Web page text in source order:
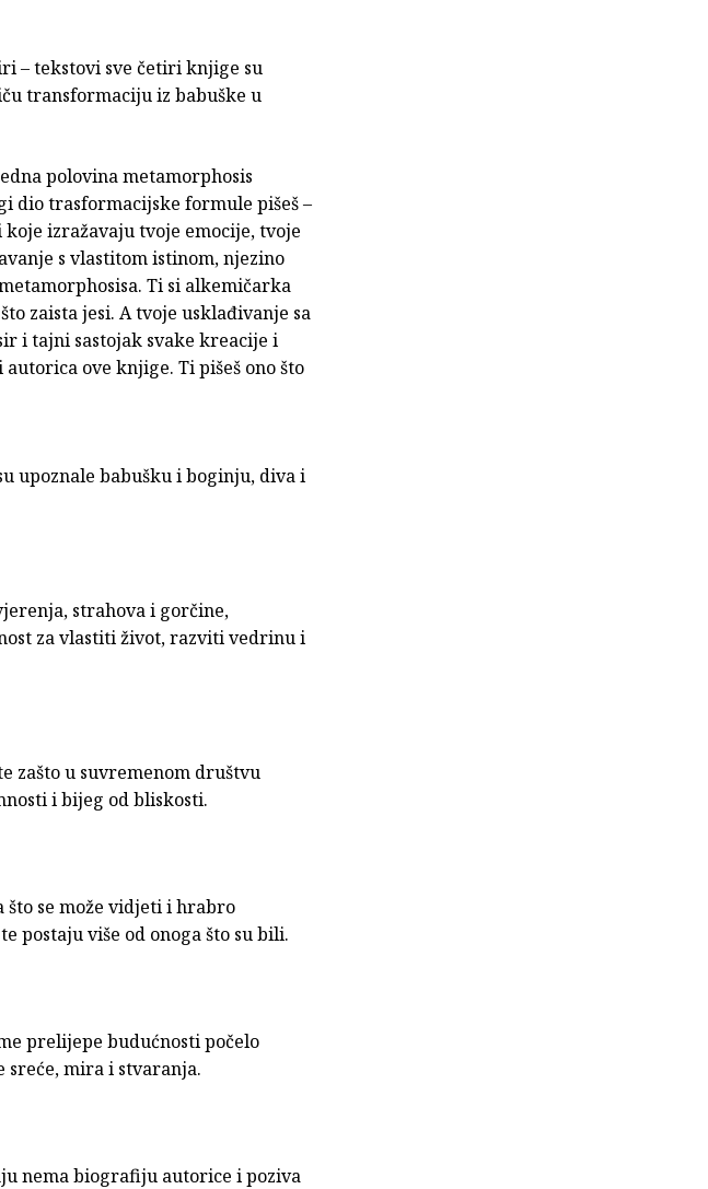
– tekstovi sve četiri knjige su
transformaciju iz babuške u
polovina metamorphosis
dio trasformacijske formule pišeš –
izražavaju tvoje emocije, tvoje
s vlastitom istinom, njezino
Ti si alkemičarka
zaista jesi. A tvoje usklađivanje sa
i tajni sastojak svake kreacije i
ove knjige. Ti pišeš ono što
upoznale babušku i boginju, diva i
strahova i gorčine,
za vlastiti život, razviti vedrinu i
zašto u suvremenom društvu
i bijeg od bliskosti.
što se može vidjeti i hrabro
postaju više od onoga što su bili.
prelijepe budućnosti počelo
mira i stvaranja.
nema biografiju autorice i poziva